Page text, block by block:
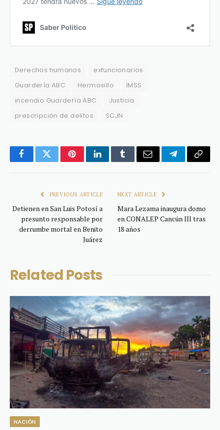
Derechos humanos
exfuncionarios
Guardería ABC
Hermosillo
IMSS
incendio Guardería ABC
Justicia
prescripción de delitos
SCJN
FacebookTwitterPinterestLinkedInTumblrEmail TelegramCopy
PREVIOUS ARTICLE
Detienen en San Luis Potosí a
presunto responsable por
derrumbe mortal en Benito
Juárez
NEXT ARTICLE
Mara Lezama inaugura domo
en CONALEP Cancún III tras
18 años
Related Posts
NACIÓN